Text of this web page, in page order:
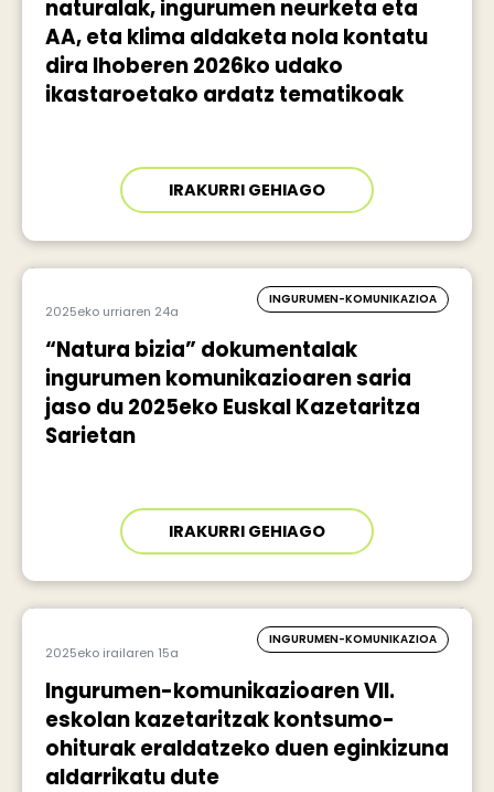
naturalak, ingurumen neurketa eta
AA, eta klima aldaketa nola kontatu
dira Ihoberen 2026ko udako
ikastaroetako ardatz tematikoak
IRAKURRI GEHIAGO
2025eko urriaren 24a
INGURUMEN-KOMUNIKAZIOA
“Natura bizia” dokumentalak
ingurumen komunikazioaren saria
jaso du 2025eko Euskal Kazetaritza
Sarietan
IRAKURRI GEHIAGO
2025eko irailaren 15a
INGURUMEN-KOMUNIKAZIOA
Ingurumen-komunikazioaren VII.
eskolan kazetaritzak kontsumo-
ohiturak eraldatzeko duen eginkizuna
aldarrikatu dute